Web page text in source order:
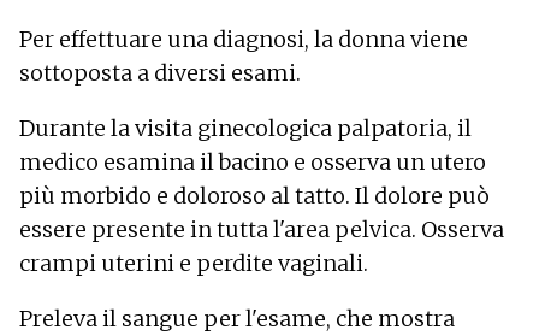
Per effettuare una diagnosi, la donna viene
sottoposta a diversi esami.
Durante la visita ginecologica palpatoria, il
medico esamina il bacino e osserva un utero
più morbido e doloroso al tatto. Il dolore può
essere presente in tutta l'area pelvica. Osserva
crampi uterini e perdite vaginali.
Preleva il sangue per l'esame, che mostra